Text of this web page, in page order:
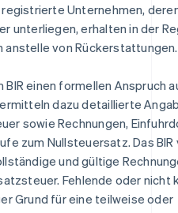
Unternehmen,
unterliegen, erhalten in der
von Rückerstattungen.
einen formellen Anspruch
dazu detaillierte
sowie Rechnungen,
zum Nullsteuersatz. Das
und gültige
Fehlende oder nicht
Grund für eine teilweise oder